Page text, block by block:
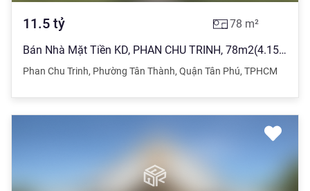
11.5 tỷ 78 m²
Bán Nhà Mặt Tiền KD, PHAN CHU TRINH, 78m2(4.15x20), 4Tầng, Giá 11.5 Tỷ
Phan Chu Trinh, Phường Tân Thành, Quận Tân Phú, TPHCM